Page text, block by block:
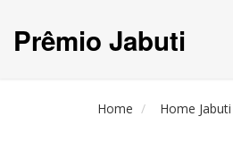
Prêmio Jabuti
Home Home Jabuti